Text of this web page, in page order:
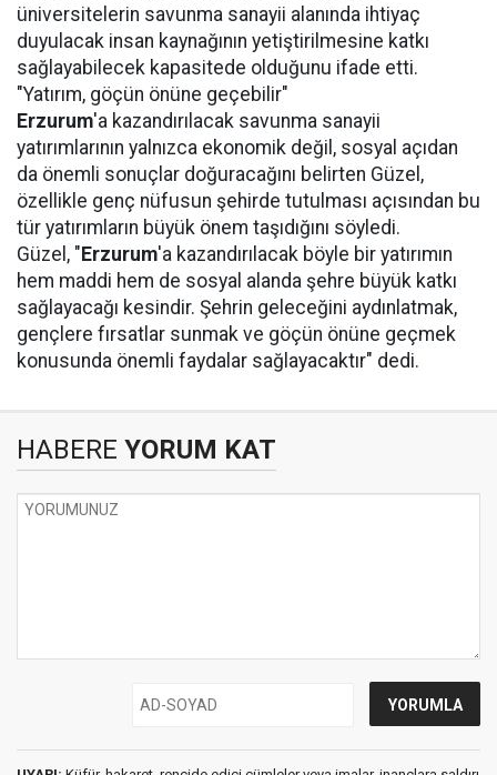
üniversitelerin savunma sanayii alanında ihtiyaç
duyulacak insan kaynağının yetiştirilmesine katkı
sağlayabilecek kapasitede olduğunu ifade etti.
"Yatırım, göçün önüne geçebilir"
Erzurum'a kazandırılacak savunma sanayii
yatırımlarının yalnızca ekonomik değil, sosyal açıdan
da önemli sonuçlar doğuracağını belirten Güzel,
özellikle genç nüfusun şehirde tutulması açısından bu
tür yatırımların büyük önem taşıdığını söyledi.
Güzel, " Erzurum'a kazandırılacak böyle bir yatırımın
hem maddi hem de sosyal alanda şehre büyük katkı
sağlayacağı kesindir. Şehrin geleceğini aydınlatmak,
gençlere fırsatlar sunmak ve göçün önüne geçmek
konusunda önemli faydalar sağlayacaktır" dedi.
HABERE YORUM KAT